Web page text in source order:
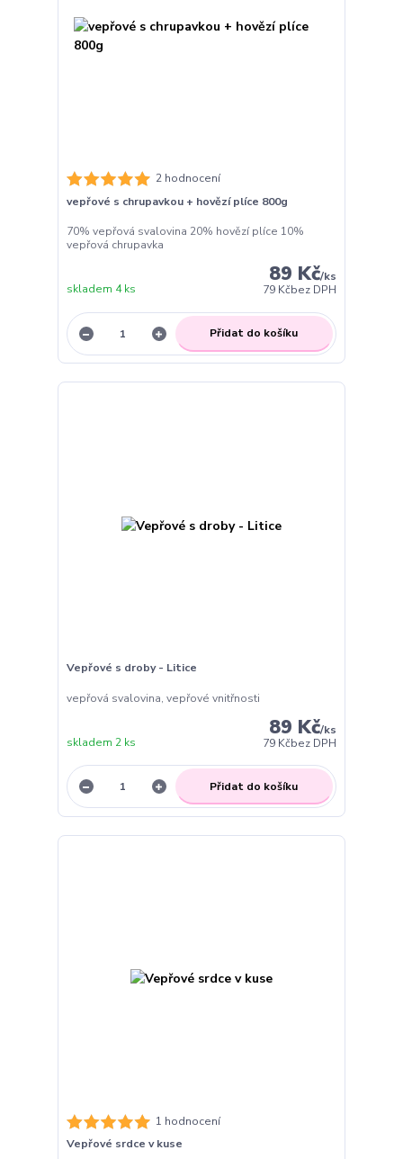
2 hodnocení
vepřové s chrupavkou + hovězí plíce 800g
70% vepřová svalovina 20% hovězí plíce 10%
vepřová chrupavka
89 Kč/ks
79 Kčbez DPH
skladem 4 ks
Přidat do košíku
Vepřové s droby - Litice
vepřová svalovina, vepřové vnitřnosti
89 Kč/ks
79 Kčbez DPH
skladem 2 ks
Přidat do košíku
1 hodnocení
Vepřové srdce v kuse